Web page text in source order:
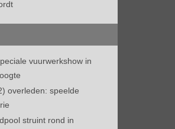
vuurwerkshow in
overleden: speelde
struint rond in